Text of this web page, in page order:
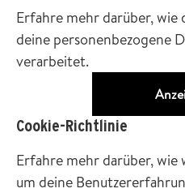
Erfahre mehr darüber, wie
deine personenbezogene
verarbeitet.
Cookie-Richtlinie
Erfahre mehr darüber,
um deine